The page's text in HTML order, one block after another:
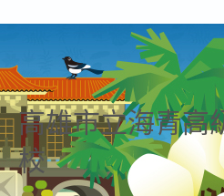
高雄市立海青高
校